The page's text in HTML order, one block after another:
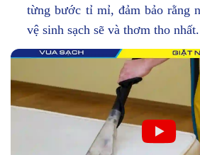
từng bước tỉ mỉ, đảm bảo rằng
vệ sinh sạch sẽ và thơm tho nhất.